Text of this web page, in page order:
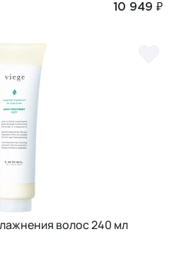
10 949 ₽
волос 240 мл